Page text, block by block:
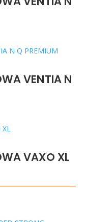
VENTIA N
VAXO XL